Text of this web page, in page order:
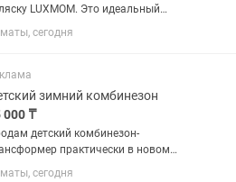
LUXMOM. Это идеальный
для города и путешествий!
фишка — он очень компактно
любого автомобиля.
сегодня
зимний комбинезон
000 ₸
детский комбинезон-
практически в новом
Можно носить как
сегодня